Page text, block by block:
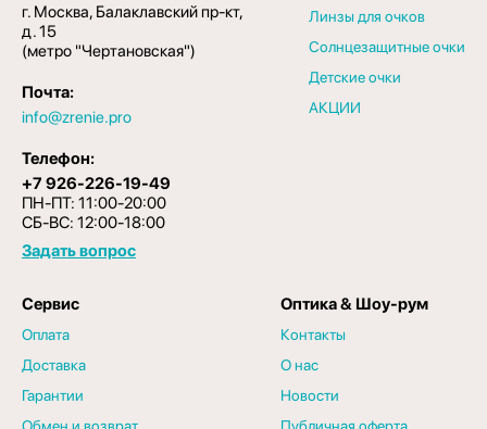
г. Москва, Балаклавский пр-кт,
д. 15
(метро "Чертановская")
Почта:
info@zrenie.pro
Телефон:
+7 926-226-19-49
ПН-ПТ: 11:00-20:00
СБ-ВС: 12:00-18:00
Задать вопрос
Линзы для очков
Солнцезащитные очки
Детские очки
АКЦИИ
Сервис
Оплата
Доставка
Гарантии
Обмен и возврат
Оптика & Шоу-рум
Контакты
О нас
Новости
Публичная оферта